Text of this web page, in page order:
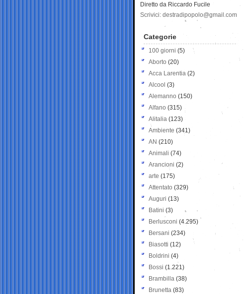
Diretto da Riccardo Fucile
Scrivici: destradipopolo@gmail.com
Categorie
100 giorni (5)
Aborto (20)
Acca Larentia (2)
Alcool (3)
Alemanno (150)
Alfano (315)
Alitalia (123)
Ambiente (341)
AN (210)
Animali (74)
Arancioni (2)
arte (175)
Attentato (329)
Auguri (13)
Batini (3)
Berlusconi (4.295)
Bersani (234)
Biasotti (12)
Boldrini (4)
Bossi (1.221)
Brambilla (38)
Brunetta (83)